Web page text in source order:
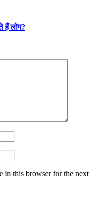
हैं लोग?
in this browser for the next